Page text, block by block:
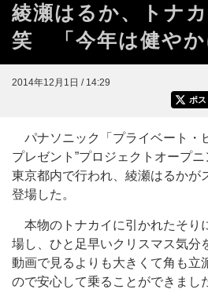
綾瀬はるか、トナ
笑 「今年は健やか
2014年12月1日 / 14:29
ポス
パナソニック「プライベート・
プレゼント”プロジェクトオープニ
東京都内で行われ、綾瀬はるかが
登場した。
本物のトナカイに引かれたそり
場し、ひと足早いクリスマス気分
動画で見るよりも大きくて角も立
ので安心して乗ることができまし